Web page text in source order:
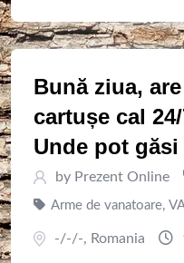
Bună ziua,
cartușe cal
Unde pot
by Prezent Online
Arme de vanatoare,
-/-/-, Romania